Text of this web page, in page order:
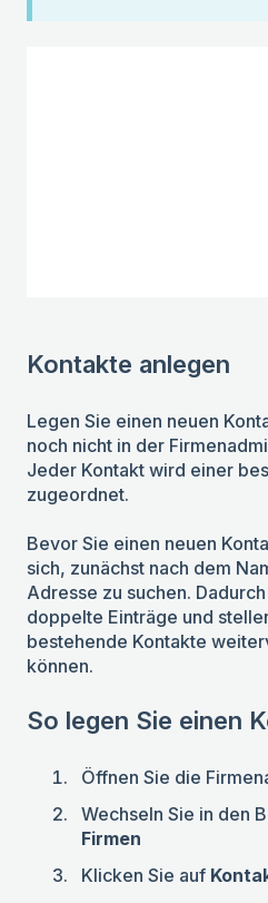
Kontakte anlegen
Legen Sie einen neuen
noch nicht in der
Jeder Kontakt wird einer
zugeordnet.
Bevor Sie einen neuen
sich, zunächst nach dem
Adresse zu suchen.
doppelte Einträge und
bestehende Kontakte
können.
So legen Sie einen
Öffnen Sie die
Wechseln Sie in den
Firmen
Klicken Sie auf